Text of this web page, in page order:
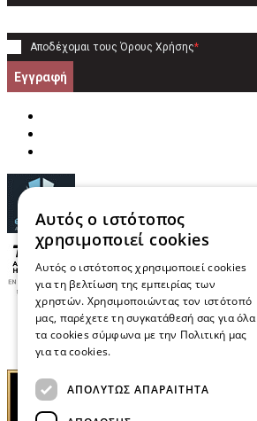
Αποδέχομαι τους Όρους Χρήσης*
Εγγραφή
Αυτός ο ιστότοπος
χρησιμοποιεί cookies
Αυτός ο ιστότοπος χρησιμοποιεί cookies
για τη βελτίωση της εμπειρίας των
χρηστών. Χρησιμοποιώντας τον ιστότοπό
μας, παρέχετε τη συγκατάθεσή σας για όλα
τα cookies σύμφωνα με την Πολιτική μας
για τα cookies.
ΑΠΟΛΎΤΩΣ ΑΠΑΡΑΊΤΗΤΑ